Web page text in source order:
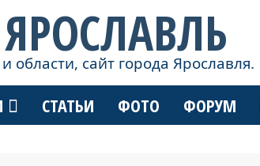
области, сайт города Ярославля.
СТАТЬИ ФОТО ФОРУМ